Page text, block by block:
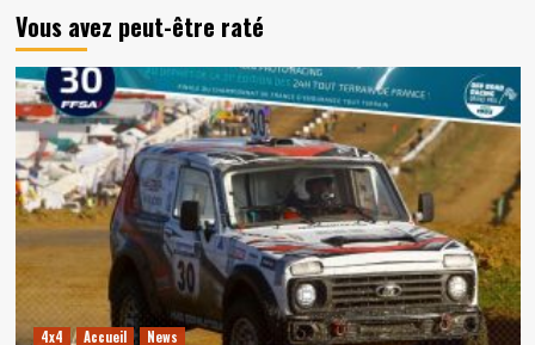
Vous avez peut-être raté
4x4 Accueil News